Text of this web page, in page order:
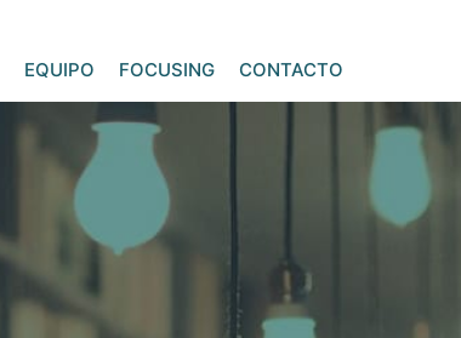
EQUIPO FOCUSING CONTACTO